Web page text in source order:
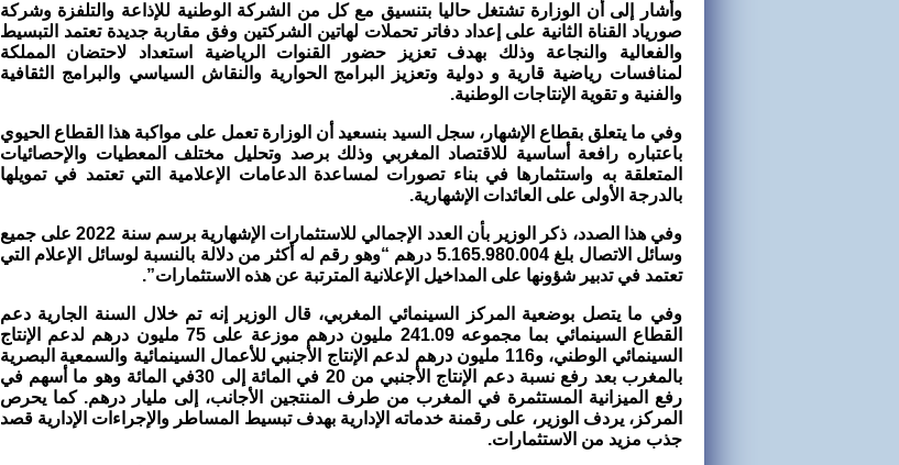
وأشار إلى أن الوزارة تشتغل حاليا بتنسيق مع كل من الشركة الوطنية للإذاعة والتلفزة وشركة
صورياد القناة الثانية على إعداد دفاتر تحملات لهاتين الشركتين وفق مقاربة جديدة تعتمد التبسيط
والفعالية والنجاعة وذلك بهدف تعزيز حضور القنوات الرياضية استعداد لاحتضان المملكة
لمنافسات رياضية قارية و دولية وتعزيز البرامج الحوارية والنقاش السياسي والبرامج الثقافية
والفنية و تقوية الإنتاجات الوطنية.
وفي ما يتعلق بقطاع الإشهار، سجل السيد بنسعيد أن الوزارة تعمل على مواكبة هذا القطاع الحيوي
باعتباره رافعة أساسية للاقتصاد المغربي وذلك برصد وتحليل مختلف المعطيات والإحصائيات
المتعلقة به واستثمارها في بناء تصورات لمساعدة الدعامات الإعلامية التي تعتمد في تمويلها
بالدرجة الأولى على العائدات الإشهارية.
وفي هذا الصدد، ذكر الوزير بأن العدد الإجمالي للاستثمارات الإشهارية برسم سنة 2022 على جميع
وسائل الاتصال بلغ 5.165.980.004 درهم “وهو رقم له أكثر من دلالة بالنسبة لوسائل الإعلام التي
تعتمد في تدبير شؤونها على المداخيل الإعلانية المترتبة عن هذه الاستثمارات”.
وفي ما يتصل بوضعية المركز السينمائي المغربي، قال الوزير إنه تم خلال السنة الجارية دعم
القطاع السينمائي بما مجموعه 241.09 مليون درهم موزعة على 75 مليون درهم لدعم الإنتاج
السينمائي الوطني، و116 مليون درهم لدعم الإنتاج الأجنبي للأعمال السينمائية والسمعية البصرية
بالمغرب بعد رفع نسبة دعم الإنتاج الأجنبي من 20 في المائة إلى 30في المائة وهو ما أسهم في
رفع الميزانية المستثمرة في المغرب من طرف المنتجين الأجانب، إلى مليار درهم. كما يحرص
المركز، يردف الوزير، على رقمنة خدماته الإدارية بهدف تبسيط المساطر والإجراءات الإدارية قصد
جذب مزيد من الاستثمارات.